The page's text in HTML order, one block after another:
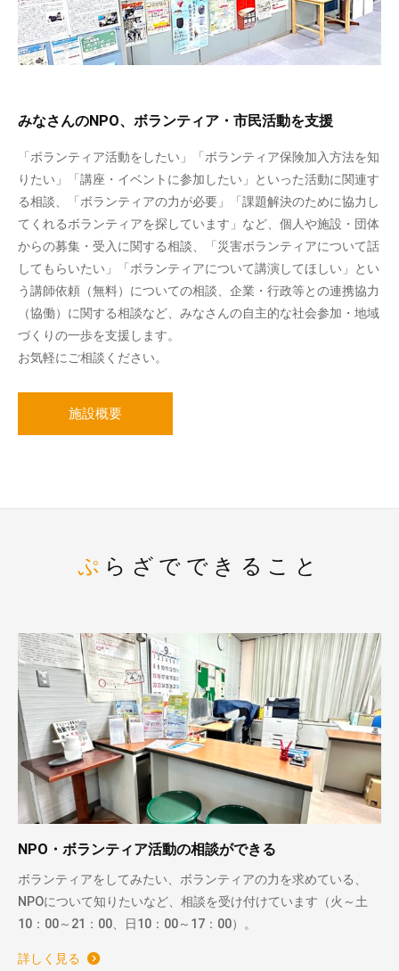
みなさんのNPO、ボランティア・市民活動を支援
「ボランティア活動をしたい」「ボランティア保険加入方法を知
りたい」「講座・イベントに参加したい」といった活動に関連す
る相談、「ボランティアの力が必要」「課題解決のために協力し
てくれるボランティアを探しています」など、個人や施設・団体
からの募集・受入に関する相談、「災害ボランティアについて話
してもらいたい」「ボランティアについて講演してほしい」とい
う講師依頼（無料）についての相談、企業・行政等との連携協力
（協働）に関する相談など、みなさんの自主的な社会参加・地域
づくりの一歩を支援します。
お気軽にご相談ください。
施設概要
ぷらざでできること
NPO・ボランティア活動の相談ができる
ボランティアをしてみたい、ボランティアの力を求めている、
NPOについて知りたいなど、相談を受け付けています（火～土
10：00～21：00、日10：00～17：00）。
詳しく見る